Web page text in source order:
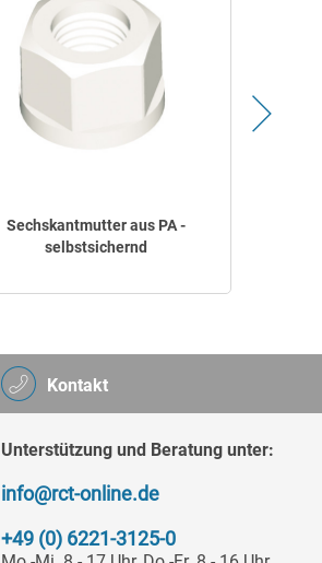
Sechskantmutter aus PA -
selbstsichernd
Kontakt
Unterstützung und Beratung unter:
info@rct-online.de
+49 (0) 6221-3125-0